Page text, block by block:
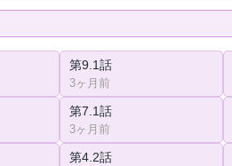
第9.1話
3ヶ月前
第7.1話
3ヶ月前
第4.2話